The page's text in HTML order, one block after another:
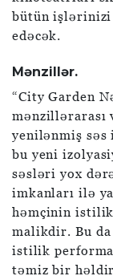
bütün
edəcək.
Mənzillər.
“City Garden
yenilənmiş səs
bu yeni
səsləri yox
imkanları ilə
həmçinin istilik
malikdir. Bu
istilik
təmiz bir